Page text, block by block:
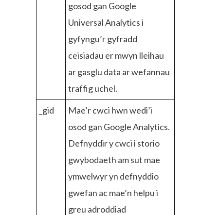
gosod gan Google
Universal Analytics i
gyfyngu’r gyfradd
ceisiadau er mwyn lleihau
ar gasglu data ar wefannau
traffig uchel.
_gid
Mae’r cwci hwn wedi’i
osod gan Google Analytics.
Defnyddir y cwci i storio
gwybodaeth am sut mae
ymwelwyr yn defnyddio
gwefan ac mae’n helpu i
greu adroddiad